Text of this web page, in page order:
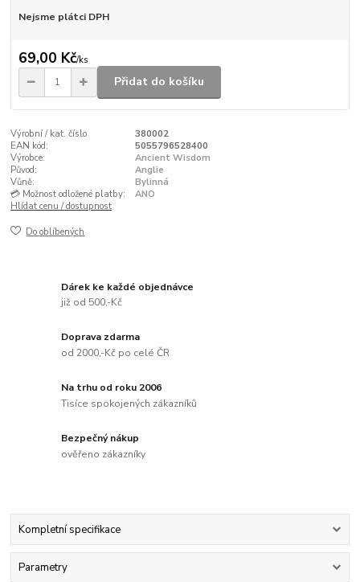
Nejsme plátci DPH
69,00 Kč/ks
Přidat do košíku
Výrobní / kat. číslo
380002
EAN kód:
5055796528400
Výrobce:
Ancient Wisdom
Původ:
Anglie
Vůně:
Bylinná
💳 Možnost odložené platby:
ANO
Hlídat cenu / dostupnost
Do oblíbených
Dárek ke každé objednávce
již od 500,-Kč
Doprava zdarma
od 2000,-Kč po celé ČR
Na trhu od roku 2006
Tisíce spokojených zákazníků
Bezpečný nákup
ověřeno zákazníky
Kompletní specifikace
Parametry